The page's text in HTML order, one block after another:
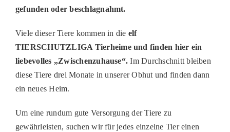
TIERHEIME
PATENSCHAFTEN
HELFER WERDEN
RATGEBER
gefunden oder beschlagnahmt.
Viele dieser Tiere kommen in die elf
TIERSCHUTZLIGA Tierheime und finden hier ein
liebevolles „Zwischenzuhause“. Im Durchschnitt bleiben
diese Tiere drei Monate in unserer Obhut und finden dann
ein neues Heim.
Um eine rundum gute Versorgung der Tiere zu
gewährleisten, suchen wir für jedes einzelne Tier einen